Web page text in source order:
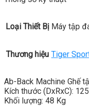
Loại Thiết Bị Máy tập
Thương hiệu Tiger
Ab-Back Machine Ghế
Kích thước (DxRxC):
Khối lượng: 48 Kg